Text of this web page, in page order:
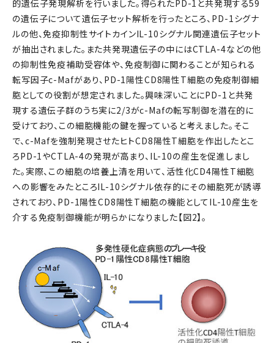
的遺伝子発現解析を行いました。得られたPD-1と共発現する59
の遺伝子について遺伝子セット解析を行ったところ、PD-1シグナ
ルの他、免疫抑制性サイトカインIL-10シグナル関連遺伝子セット
が抽出されました。また共発現遺伝子の中にはCTLA-4などの他
の抑制性免疫補助受容体や、免疫制御に関わることが知られる
転写因子c-Mafがあり、PD-1陽性CD8陽性T細胞の免疫制御細
胞としての役割が想定されました。興味深いことにPD-1と共発
現する遺伝子群のうち実に2/3がc-Mafの転写制御を潜在的に
受けており、この細胞機能の鍵を握っていると考えました。そこ
で、c-Mafを強制発現させたヒトCD8陽性T細胞を作出したとこ
ろPD-1やCTLA-4の発現が高まり、IL-10の産生を促進しまし
た。実際、この細胞の培養上清を用いて、活性化CD4陽性T細胞
への影響をみたところIL-10シグナル依存的にその細胞死が誘導
されており、PD-1陽性CD8陽性T細胞の機能としてIL-10産生を
介する免疫制御機能が明らかになりました【図2】。